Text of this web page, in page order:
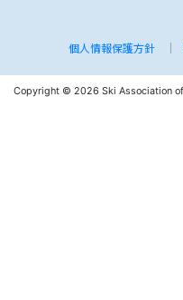
個人情報保護方針
Copyright © 2026 Ski Association